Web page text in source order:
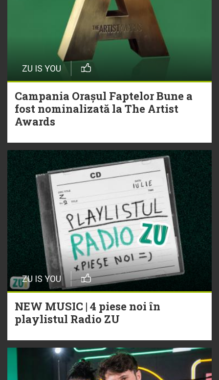
ZU IS YOU
Campania Orașul Faptelor Bune a
fost nominalizată la The Artist
Awards
ZU IS YOU
NEW MUSIC | 4 piese noi în
playlistul Radio ZU